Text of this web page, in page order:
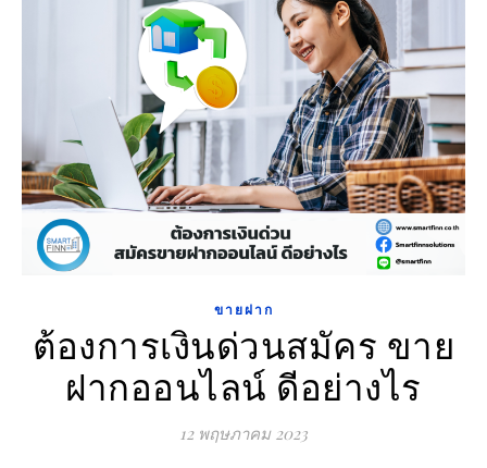
ขายฝาก
ต้องการเงินด่วนสมัคร ขาย
ฝากออนไลน์ ดีอย่างไร
12 พฤษภาคม 2023